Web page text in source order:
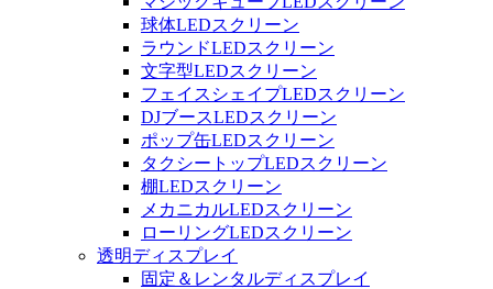
球体LEDスクリーン
ラウンドLEDスクリーン
文字型LEDスクリーン
フェイスシェイプLEDスクリーン
DJブースLEDスクリーン
ポップ缶LEDスクリーン
タクシートップLEDスクリーン
棚LEDスクリーン
メカニカルLEDスクリーン
ローリングLEDスクリーン
透明ディスプレイ
固定＆レンタルディスプレイ